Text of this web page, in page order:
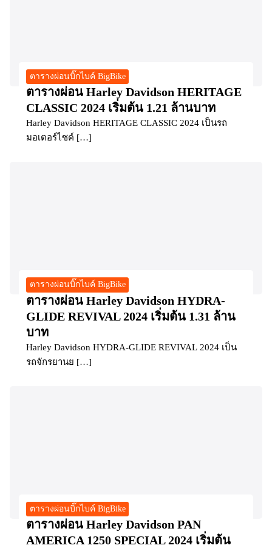
ตารางผ่อนบิ๊กไบค์ BigBike
ตารางผ่อน Harley Davidson HERITAGE
CLASSIC 2024 เริ่มต้น 1.21 ล้านบาท
Harley Davidson HERITAGE CLASSIC 2024 เป็นรถ
มอเตอร์ไซค์ […]
ตารางผ่อนบิ๊กไบค์ BigBike
ตารางผ่อน Harley Davidson HYDRA-
GLIDE REVIVAL 2024 เริ่มต้น 1.31 ล้าน
บาท
Harley Davidson HYDRA-GLIDE REVIVAL 2024 เป็น
รถจักรยานย […]
ตารางผ่อนบิ๊กไบค์ BigBike
ตารางผ่อน Harley Davidson PAN
AMERICA 1250 SPECIAL 2024 เริ่มต้น